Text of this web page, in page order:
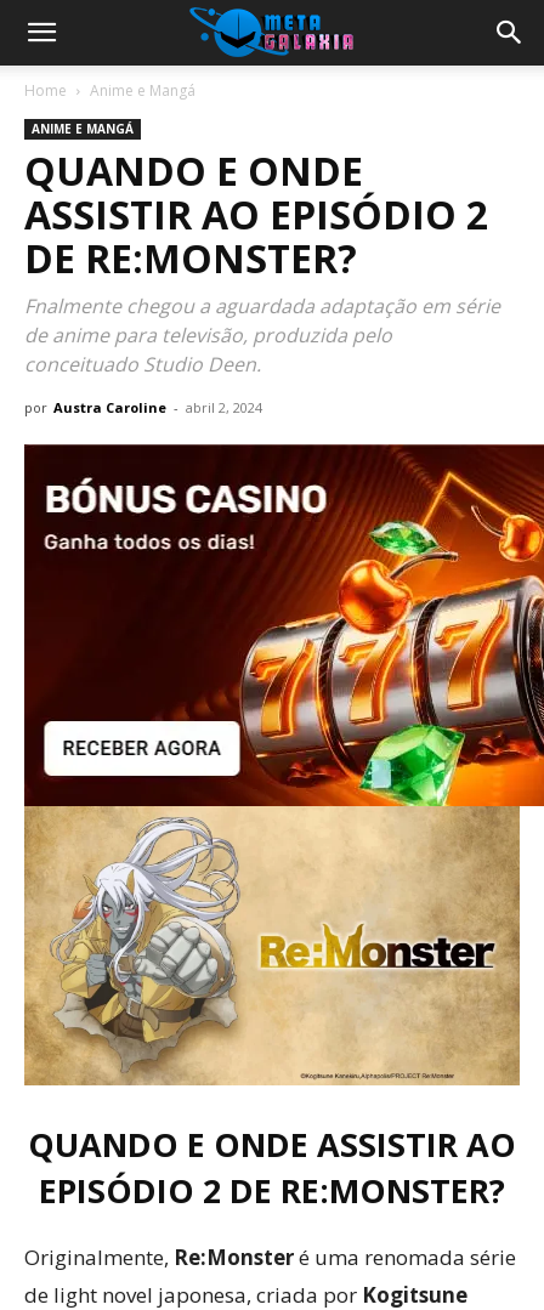
Home Anime e Mangá
ANIME E MANGÁ
QUANDO E ONDE
ASSISTIR AO EPISÓDIO 2
DE RE:MONSTER?
Fnalmente chegou a aguardada adaptação em série
de anime para televisão, produzida pelo
conceituado Studio Deen.
por Austra Caroline - abril 2, 2024
QUANDO E ONDE ASSISTIR AO
EPISÓDIO 2 DE RE:MONSTER?
Originalmente, Re:Monsteré uma renomada série
de light novel japonesa, criada por Kogitsune